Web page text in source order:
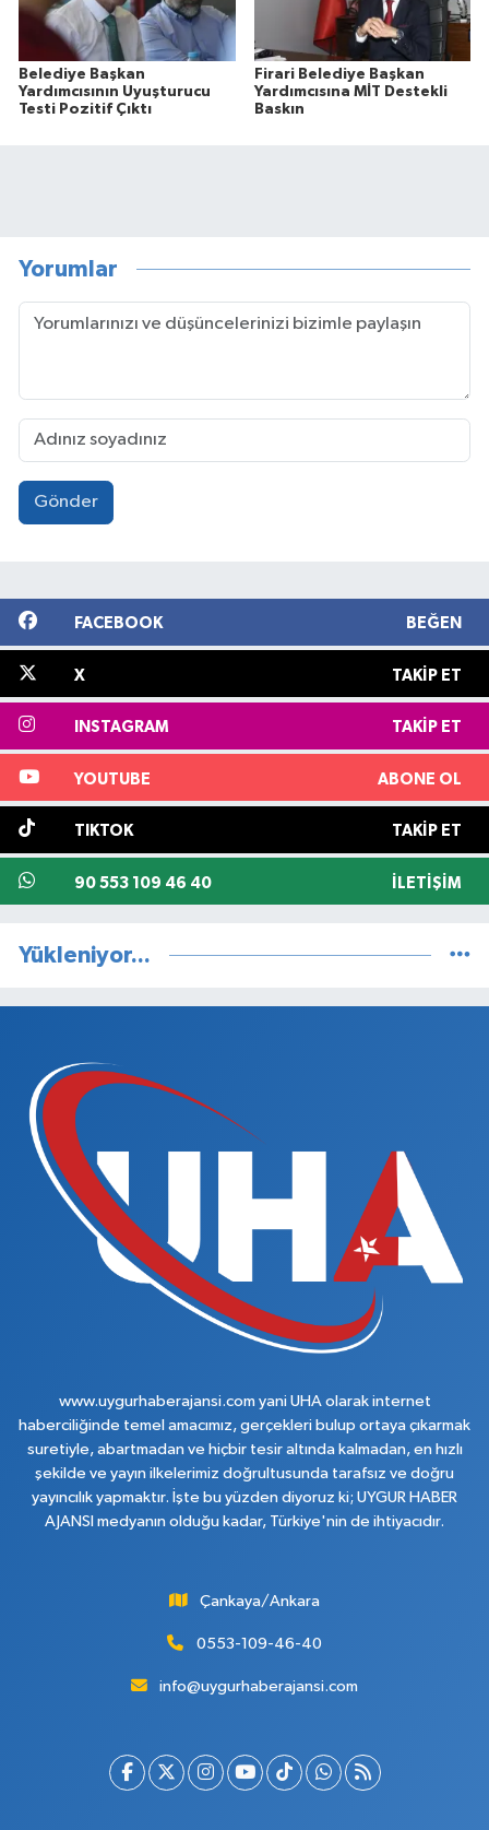
Belediye Başkan
Yardımcısının Uyuşturucu
Testi Pozitif Çıktı
Firari Belediye Başkan
Yardımcısına MİT Destekli
Baskın
Yorumlar
Gönder
FACEBOOK BEĞEN
X TAKIP ET
INSTAGRAM TAKIP ET
YOUTUBE ABONE OL
TIKTOK TAKIP ET
90 553 109 46 40 İLETIŞIM
Yükleniyor...
www.uygurhaberajansi.com yani UHA olarak internet
haberciliğinde temel amacımız, gerçekleri bulup ortaya çıkarmak
suretiyle, abartmadan ve hiçbir tesir altında kalmadan, en hızlı
şekilde ve yayın ilkelerimiz doğrultusunda tarafsız ve doğru
yayıncılık yapmaktır. İşte bu yüzden diyoruz ki; UYGUR HABER
AJANSI medyanın olduğu kadar, Türkiye'nin de ihtiyacıdır.
Çankaya/Ankara
0553-109-46-40
info@uygurhaberajansi.com